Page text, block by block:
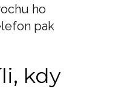
ho
pak
kdy